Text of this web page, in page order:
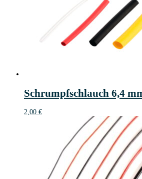
Schrumpfschlauch 6,4
2,00 €